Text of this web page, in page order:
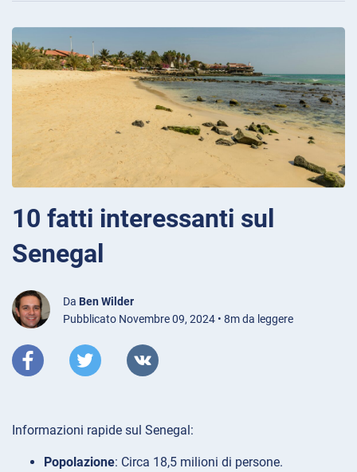
10 fatti interessanti sul
Senegal
Da Ben Wilder
Pubblicato Novembre 09, 2024 • 8m da leggere
Informazioni rapide sul Senegal:
Popolazione: Circa 18,5 milioni di persone.